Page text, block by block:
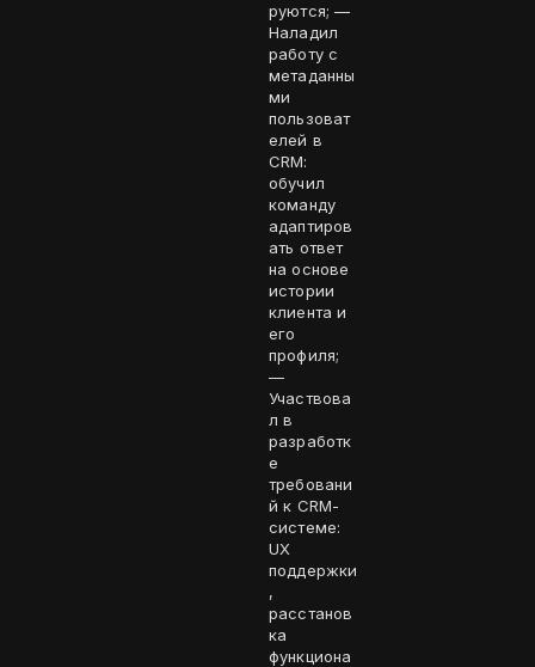
руются; —
Наладил
работу с
метаданны
ми
пользоват
елей в
CRM:
обучил
команду
адаптиров
ать ответ
на основе
истории
клиента и
его
профиля;
—
Участвова
л в
разработк
е
требовани
й к CRM-
системе:
UX
поддержки
,
расстанов
ка
функциона